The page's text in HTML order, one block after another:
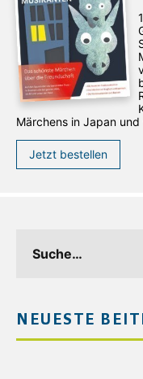
Märchens in Japan
Jetzt bestellen
NEUESTE